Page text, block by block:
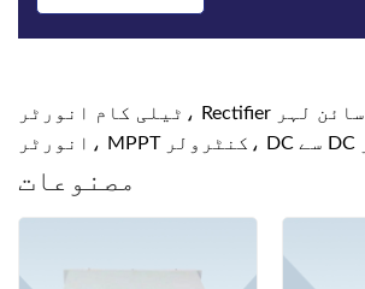
ٹیلی کام انورٹر، Rectifier نظام، خالص سائن لہر
مصنوعات